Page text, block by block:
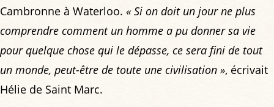
Cambronne à Waterloo. « Si on doit un jour ne plus
comprendre comment un homme a pu donner sa vie
pour quelque chose qui le dépasse, ce sera fini de tout
un monde, peut-être de toute une civilisation », écrivait
Hélie de Saint Marc.